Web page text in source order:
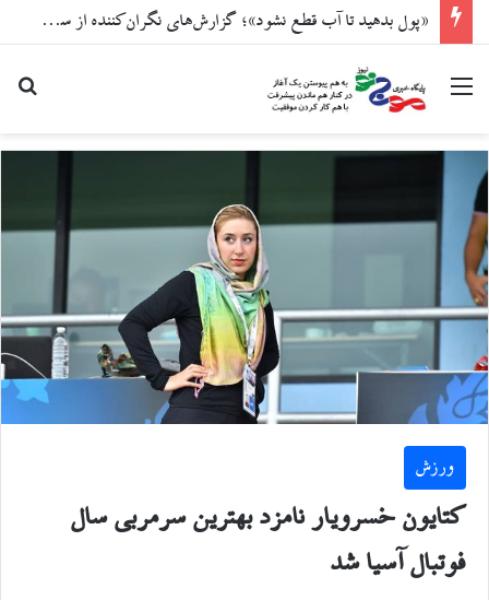
«پول بدهید تا آب قطع نشود»؛ گزارش‌های نگران‌کننده از سوءاستفاده در تهران
منو
ورزش
کتایون خسرویار نامزد بهترین سرمربی سال
فوتبال آسیا شد